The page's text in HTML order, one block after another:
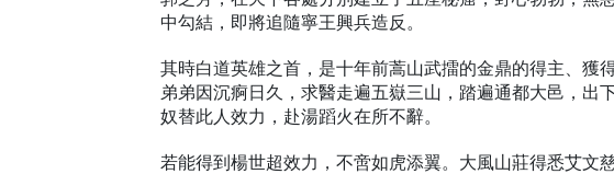
中勾結，即將追隨寧王興兵造反。
其時白道英雄之首，是十年前蒿山武擂的金鼎的得主、獲
弟弟因沉痾日久，求醫走遍五嶽三山，踏遍通都大邑，出
奴替此人效力，赴湯蹈火在所不辭。
若能得到楊世超效力，不啻如虎添翼。大風山莊得悉艾文